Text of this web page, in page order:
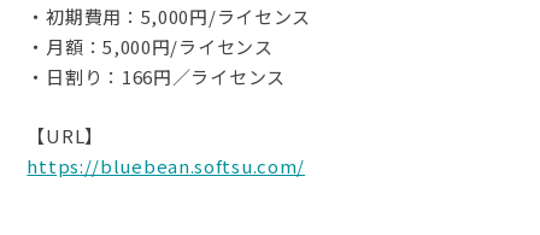
・初期費用：5,000円/ライセンス
・月額：5,000円/ライセンス
・日割り：166円／ライセンス
【URL】
https://bluebean.softsu.com/